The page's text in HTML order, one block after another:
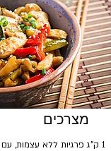
מצרכים
1 ק"ג פרגיות ללא עצמות, עם עור, חתוכים לרצועות